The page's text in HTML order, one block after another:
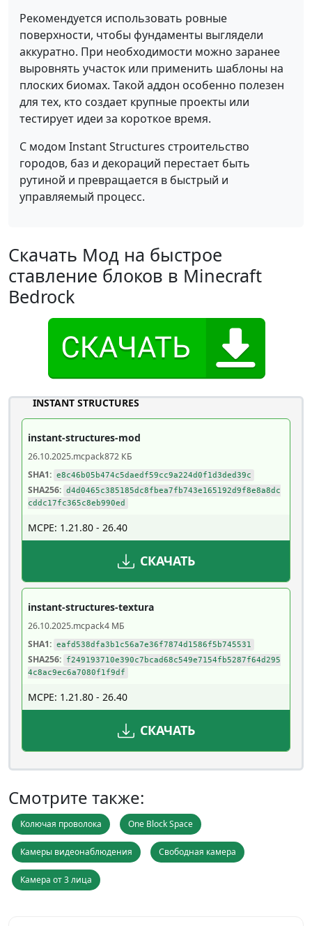
Рекомендуется использовать ровные
поверхности, чтобы фундаменты выглядели
аккуратно. При необходимости можно заранее
выровнять участок или применить шаблоны на
плоских биомах. Такой аддон особенно полезен
для тех, кто создает крупные проекты или
тестирует идеи за короткое время.
С модом Instant Structures строительство
городов, баз и декораций перестает быть
рутиной и превращается в быстрый и
управляемый процесс.
Скачать Мод на быстрое
ставление блоков в Minecraft
Bedrock
INSTANT STRUCTURES
instant-structures-mod
26.10.2025.mcpack872 КБ
SHA1: e8c46b05b474c5daedf59cc9a224d0f1d3ded39c
SHA256: d4d0465c385185dc8fbea7fb743e165192d9f8e8a8dc
cddc17fc365c8eb990ed
MCPE: 1.21.80 - 26.40
СКАЧАТЬ
instant-structures-textura
26.10.2025.mcpack4 МБ
SHA1: eafd538dfa3b1c56a7e36f7874d1586f5b745531
SHA256:
f249193710e390c7bcad68c549e7154fb5287f64d295
4c8ac9ec6a7080f1f9df
MCPE: 1.21.80 - 26.40
СКАЧАТЬ
Смотрите также:
Колючая проволока One Block Space
Камеры видеонаблюдения Свободная камера
Камера от 3 лица